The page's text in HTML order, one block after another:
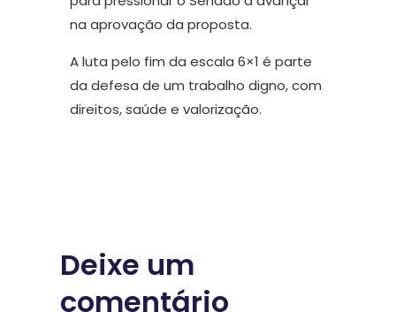
na aprovação da proposta.
A luta pelo fim da escala 6×1 é parte
da defesa de um trabalho digno, com
direitos, saúde e valorização.
Deixe um
comentário